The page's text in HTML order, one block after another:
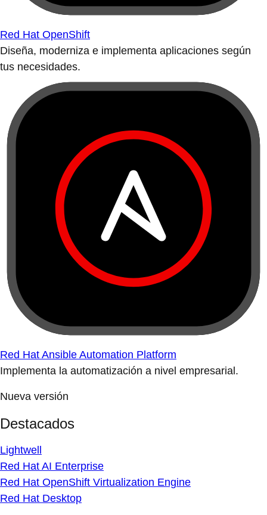
Red Hat OpenShift
Diseña, moderniza e implementa aplicaciones según
tus necesidades.
Red Hat Ansible Automation Platform
Implementa la automatización a nivel empresarial.
Nueva versión
Destacados
Lightwell
Red Hat AI Enterprise
Red Hat OpenShift Virtualization Engine
Red Hat Desktop